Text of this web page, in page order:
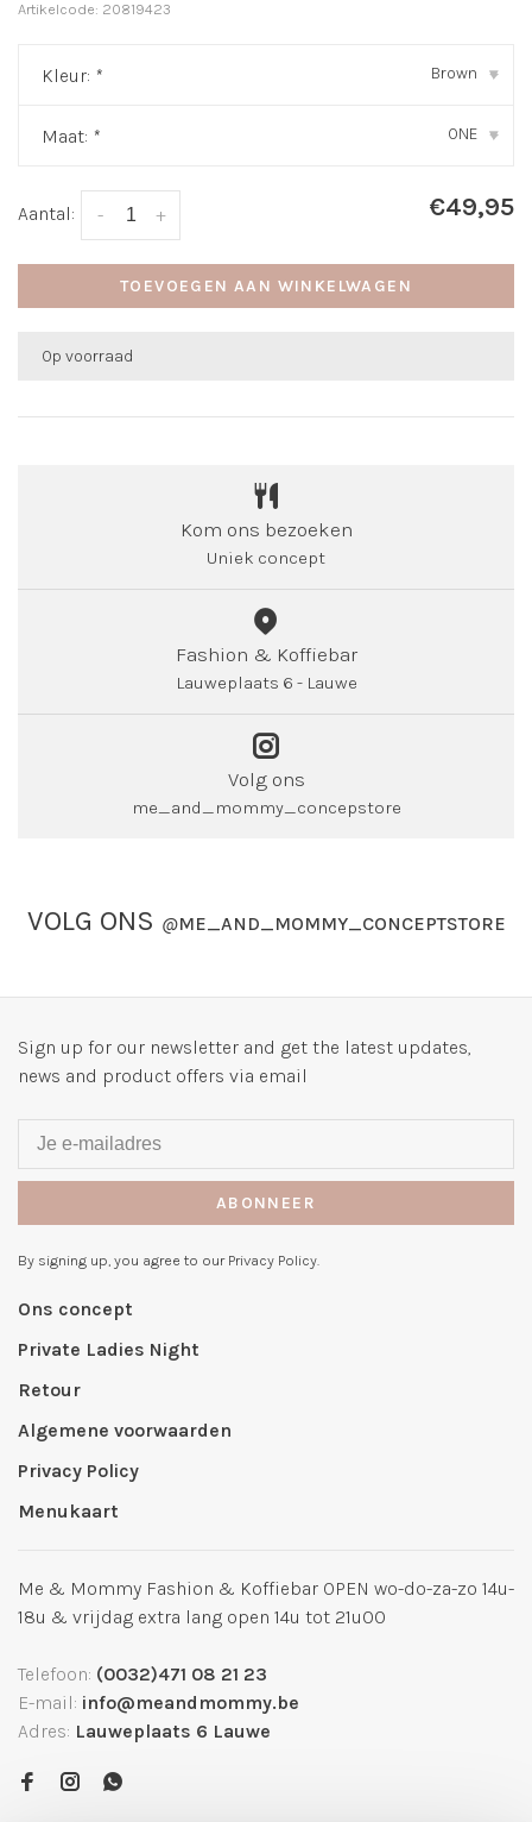
Artikelcode: 20819423
Kleur: * Brown ▾
Maat: * ONE ▾
Aantal: +
- €49,95
TOEVOEGEN AAN WINKELWAGEN
Op voorraad
Kom ons bezoeken
Uniek concept
Fashion & Koffiebar
Lauweplaats 6 - Lauwe
Volg ons
me_and_mommy_concepstore
VOLG ONS @ME_AND_MOMMY_CONCEPTSTORE
Sign up for our newsletter and get the latest updates,
news and product offers via email
ABONNEER
By signing up, you agree to our Privacy Policy.
Ons concept
Private Ladies Night
Retour
Algemene voorwaarden
Privacy Policy
Menukaart
Me & Mommy Fashion & Koffiebar OPEN wo-do-za-zo 14u-
18u & vrijdag extra lang open 14u tot 21u00
Telefoon: (0032)471 08 21 23
E-mail: info@meandmommy.be
Adres: Lauweplaats 6 Lauwe